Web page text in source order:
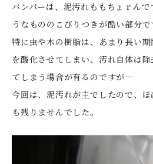
バンパーは、泥汚れももちょｒん
うなもののこびりつきが酷い部分で
特に虫や木の樹脂は、あまり長い
を酸化させてしまい、汚れ自体は
てしまう場合が有るのですが…
今回は、泥汚れが主でしたので、ほ
も残りませんでした。